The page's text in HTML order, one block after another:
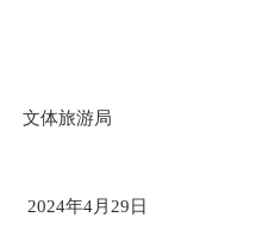
文体旅游局
2024年4月 29日